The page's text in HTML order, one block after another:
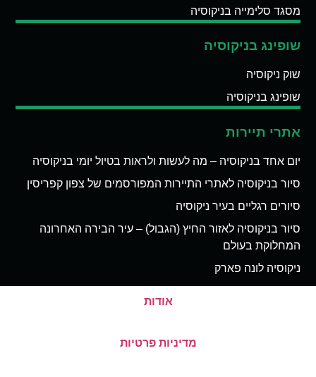
מסגד סלימייה בניקוסיה
שופינג בניקוסיה
שוק ניקוסיה
שופינג בניקוסיה
אתרי תיירות
יום אחד בניקוסיה – מה לעשות ולראות בטיול יומי בניקוסיה
סיור בניקוסיה לאתרי התיירות המפורסמים של צפון קפריסין
סיורים רגליים בעיר ניקוסיה
סיור בניקוסיה לאזור החיץ (הגבול) – עיר הבירה האחרונה
המחלוקת בעולם
ניקוסיה לונה פארק
אודות
מדיניות פרטיות